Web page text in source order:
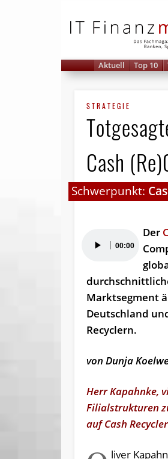
Aktuell Top 10
STRATEGIE
Cash
Schwerpunkt:
Player 00:00
Der
Marktsegment
Deutschland
Recyclern.
von Dunja
Herr Kapahnke,
Filialstrukturen
auf Cash
liver